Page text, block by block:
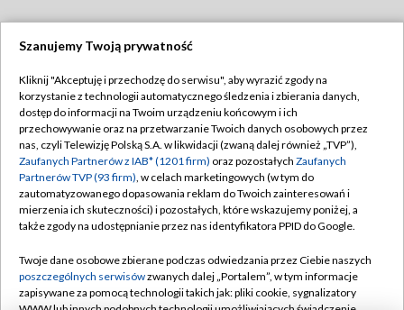
TVP
Abonament TVP
Emisja w TVP
Centrum informacji TVP
Naziemna Telewizja Cyfrowa
Rada Programowa
System NOS
Regulamin TVP
Polityka prywatności
Moje zgody
Pomoc
Kontakt
Szanujemy Twoją prywatność
Kliknij "Akceptuję i przechodzę do serwisu", aby wyrazić zgody na
korzystanie z technologii automatycznego śledzenia i zbierania danych,
dostęp do informacji na Twoim urządzeniu końcowym i ich
przechowywanie oraz na przetwarzanie Twoich danych osobowych przez
nas, czyli Telewizję Polską S.A. w likwidacji (zwaną dalej również „TVP”),
Zaufanych Partnerów z IAB* (1201 firm) oraz pozostałych Zaufanych
Partnerów TVP (93 firm), w celach marketingowych (w tym do
zautomatyzowanego dopasowania reklam do Twoich zainteresowań i
mierzenia ich skuteczności) i pozostałych, które wskazujemy poniżej, a
także zgody na udostępnianie przez nas identyfikatora PPID do Google.
Twoje dane osobowe zbierane podczas odwiedzania przez Ciebie naszych
poszczególnych serwisówzwanych dalej „Portalem”, w tym informacje
zapisywane za pomocą technologii takich jak: pliki cookie, sygnalizatory